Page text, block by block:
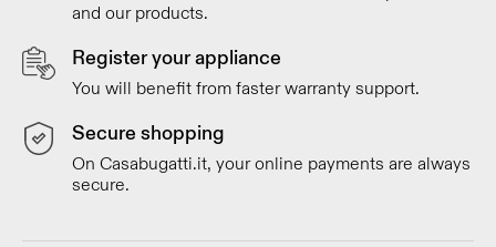
and our products.
Register your appliance
You will benefit from faster warranty support.
Secure shopping
On Casabugatti.it, your online payments are always
secure.